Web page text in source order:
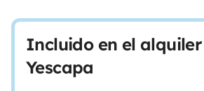
Incluido en el
Yescapa